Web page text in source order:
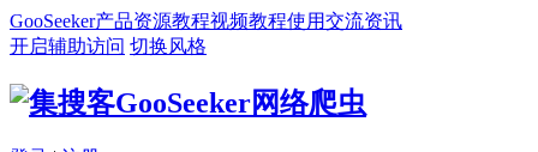
GooSeeker产品资源教程视频教程使用交流资讯
开启辅助访问 切换风格